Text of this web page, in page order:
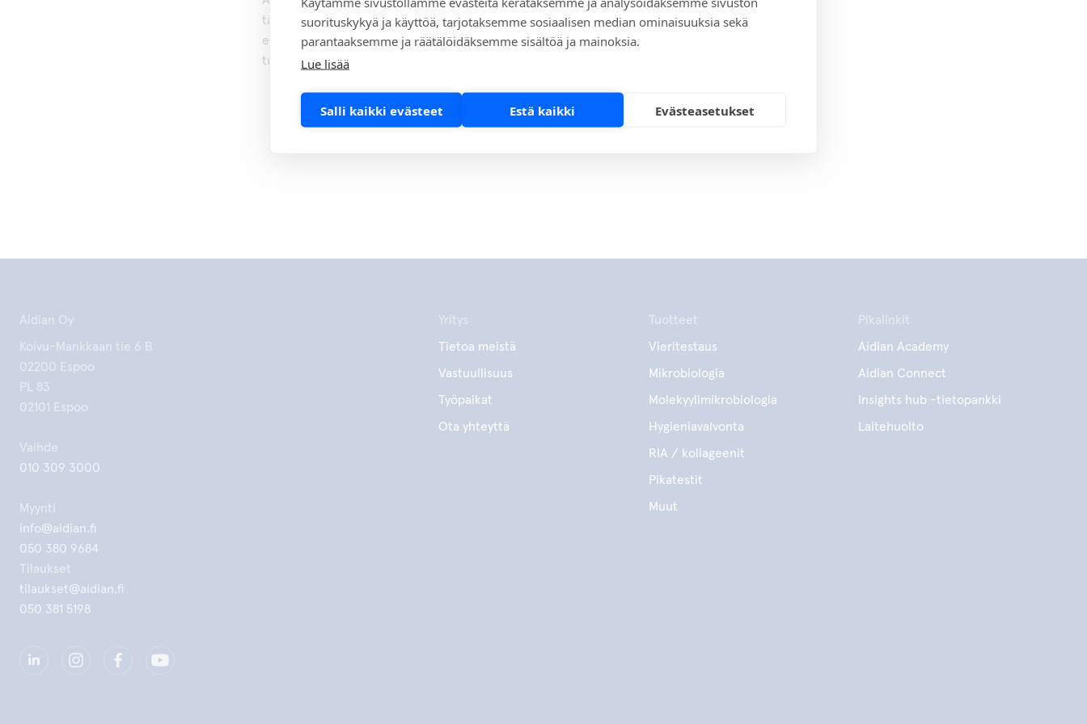
suorituskykyä ja käyttöä, tarjotaksemme sosiaalisen median ominaisuuksia sekä
parantaaksemme ja räätälöidäksemme sisältöä ja mainoksia.
Lue lisää
Salli kaikki evästeet Estä kaikki Evästeasetukset
täydentävät edustustuotteet. Niin omissa tuotteissa kuin
edustustuotteidenkin valinnassa korkealaatuisuus, käyttäjäystävällisyys ja
turvallisuus ovat tärkeitä kriteereitä. Aidianilla on ISO 13485 -sertifikaatti.
Aidian Oy
Koivu-Mankkaan tie 6 B
02200 Espoo
PL 83
02101 Espoo
Vaihde
010 309 3000
Myynti
info@aidian.fi
050 380 9684
Tilaukset
tilaukset@aidian.fi
050 381 5198
Yritys
Tietoa meistä
Vastuullisuus
Työpaikat
Ota yhteyttä
Tuotteet
Vieritestaus
Mikrobiologia
Molekyylimikrobiologia
Hygieniavalvonta
RIA / kollageenit
Pikatestit
Muut
Pikalinkit
Aidian Academy
Aidian Connect
Insights hub -tietopankki
Laitehuolto